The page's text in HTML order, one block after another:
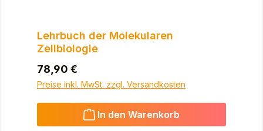
Lehrbuch der Molekularen
Zellbiologie
Regulärer Preis:
78,90 €
Preise inkl. MwSt. zzgl. Versandkosten
In den Warenkorb